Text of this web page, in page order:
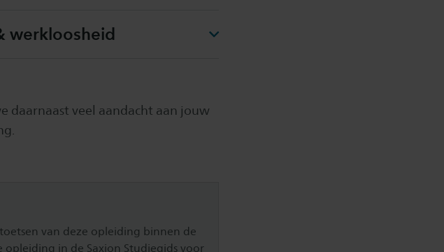
werkloosheid
daarnaast veel aandacht aan jouw
van deze opleiding binnen de
opleiding in de Saxion Studiegids voor